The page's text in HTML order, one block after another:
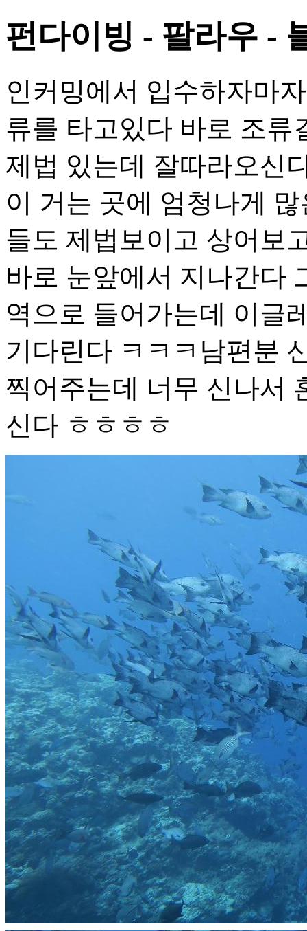
펀다이빙 - 팔라우 -
인커밍에서 입수하자마
류를 타고있다 바로 조류
제법 있는데 잘따라오신
이 거는 곳에 엄청나게
들도 제법보이고 상어보
바로 눈앞에서 지나간다
역으로 들어가는데 이글
기다린다 ㅋㅋㅋ남편분
찍어주는데 너무 신나서
신다 ㅎㅎㅎㅎ